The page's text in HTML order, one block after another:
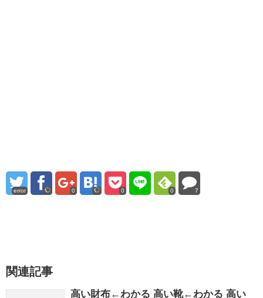
error 0 0 0 7
関連記事
高い財布←わかる 高い靴←わかる 高い